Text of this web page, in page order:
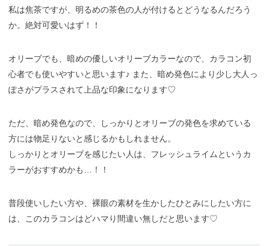
私は焦茶ですが、明るめの茶色の人が付けるとどうなるんだろう
か。絶対可愛いはず！！
オリーブでも、暗めの優しいオリーブカラーなので、カラコン初
心者でも使いやすいと思います♪ また、暗め発色により少し大人っ
ぽさがプラスされて上品な印象になります♡
ただ、暗め発色なので、しっかりとオリーブの発色を求めている
方には物足りないと感じるかもしれません。
しっかりとオリーブを感じたい人は、フレッシュライムというカ
ラーがおすすめかも…！！
普段使いしたい方や、裸眼の素材を生かしたひとみにしたい方に
は、このカラコンはどハマり間違い無しだと思います♡